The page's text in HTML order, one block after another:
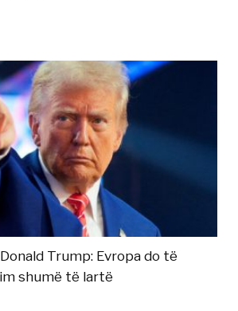
Trump: Evropa do të
shumë të lartë